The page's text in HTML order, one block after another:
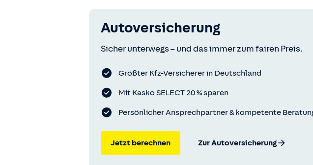
Autoversicherung
Sicher unterwegs – und das immer zum fairen Preis.
Größter Kfz-Versicherer in Deutschland
Mit Kasko SELECT 20 % sparen
Persönlicher Ansprechpartner & kompetente
Jetzt berechnen Zur Autoversicherung